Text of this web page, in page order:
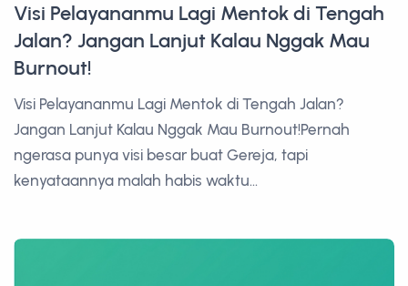
Visi Pelayananmu Lagi Mentok di Tengah
Jalan? Jangan Lanjut Kalau Nggak Mau
Burnout!
Visi Pelayananmu Lagi Mentok di Tengah Jalan?
Jangan Lanjut Kalau Nggak Mau Burnout!Pernah
ngerasa punya visi besar buat Gereja, tapi
kenyataannya malah habis waktu...